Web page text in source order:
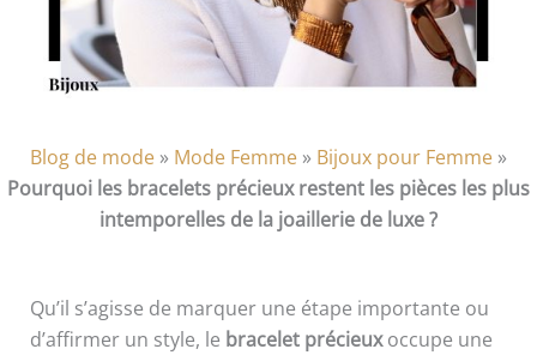
Blog de mode » Mode Femme » Bijoux pour Femme »
Pourquoi les bracelets précieux restent les pièces les plus
intemporelles de la joaillerie de luxe ?
Qu’il s’agisse de marquer une étape importante ou
d’affirmer un style, le bracelet précieuxoccupe une